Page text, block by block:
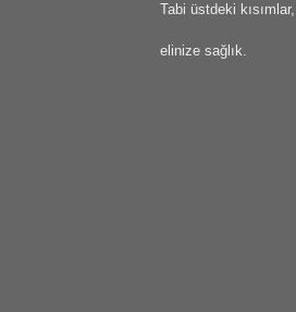
Tabi üstdeki
elinize sağlık.